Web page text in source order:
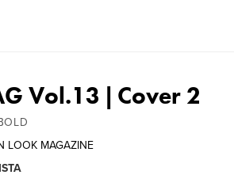
Vol.13 | Cover 2
LOOK MAGAZINE